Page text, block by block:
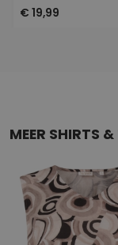
€ 19,99
MEER SHIRTS